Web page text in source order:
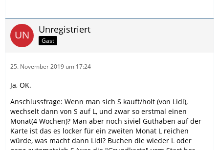
Unregistriert
Gast
25. November 2019 um 17:24
Ja, OK.
Anschlussfrage: Wenn man sich S kauft/holt (von Lidl),
wechselt dann von S auf L, und zwar so erstmal einen
Monat(4 Wochen)? Man aber noch siviel Guthaben auf der
Karte ist das es locker für ein zweiten Monat L reichen
würde, was macht dann Lidl? Buchen die wieder L oder